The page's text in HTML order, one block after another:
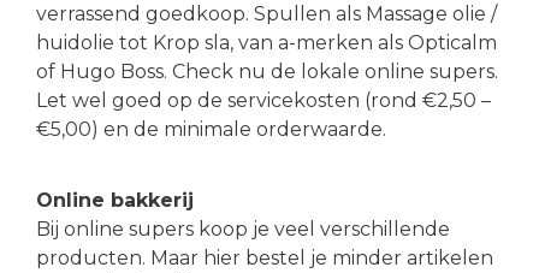
verrassend goedkoop. Spullen als Massage olie /
huidolie tot Krop sla, van a-merken als Opticalm
of Hugo Boss. Check nu de lokale online supers.
Let wel goed op de servicekosten (rond €2,50 –
€5,00) en de minimale orderwaarde.
Online bakkerij
Bij online supers koop je veel verschillende
producten. Maar hier bestel je minder artikelen